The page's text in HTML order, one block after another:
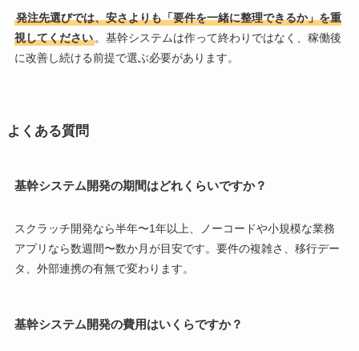
発注先選びでは、安さよりも「要件を一緒に整理できるか」を重
視してください。基幹システムは作って終わりではなく、稼働後
に改善し続ける前提で選ぶ必要があります。
よくある質問
基幹システム開発の期間はどれくらいですか？
スクラッチ開発なら半年〜1年以上、ノーコードや小規模な業務
アプリなら数週間〜数か月が目安です。要件の複雑さ、移行デー
タ、外部連携の有無で変わります。
基幹システム開発の費用はいくらですか？